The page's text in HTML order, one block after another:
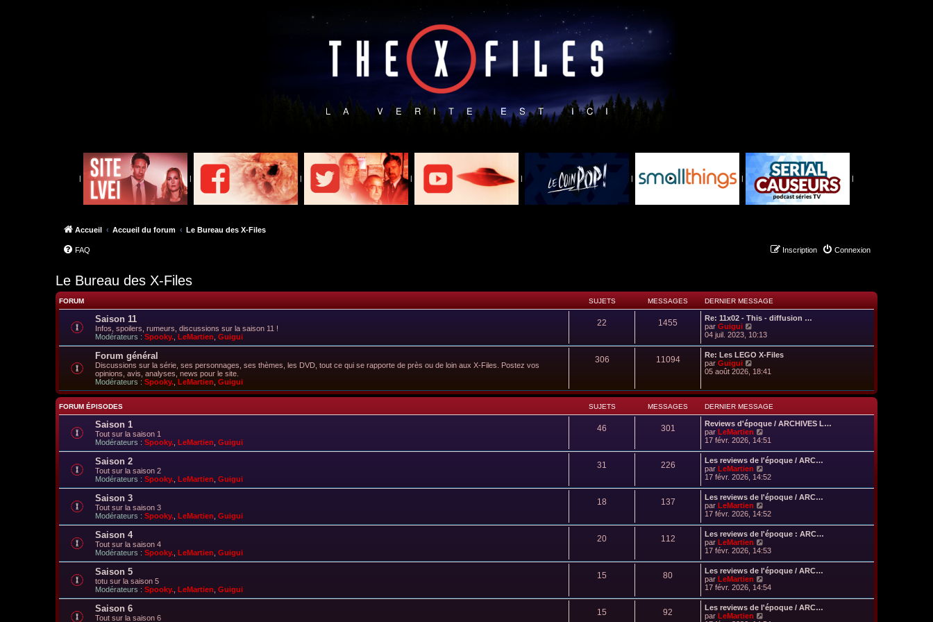
| | | | | | | |
Accueil Accueil du forum Le Bureau des X-Files
FAQ Connexion
Inscription
Le Bureau des X-Files
FORUM SUJETS MESSAGES DERNIER MESSAGE
Saison 11
Infos, spoilers, rumeurs, discussions sur la saison 11 !
Modérateurs : Spooky. LeMartien Guigui
22 1455
Re: 11x02 - This - diffusion …
par Guigui
o
s
u
l
t
r
e
d
e
r
n
i
e
r
m
s
a
g
e
04 juil. 2023, 10:13
Forum général
Discussions sur la série, ses personnages, ses thèmes, les DVD, tout ce qui se rapporte de près ou de loin aux X-Files. Postez vos
opinions, avis, analyses, news pour le site.
Modérateurs : Spooky. LeMartien Guigui
306 11094
Re: Les LEGO X-Files
par Guigui
o
u
l
e
r
l
e
d
e
r
n
i
e
r
m
s
a
g
e
05 août 2026, 18:41
FORUM ÉPISODES SUJETS MESSAGES DERNIER MESSAGE
Saison 1
Tout sur la saison 1
Modérateurs : Spooky. LeMartien Guigui
46 301
Reviews d'époque / ARCHIVES L…
par LeMartien
o
s
u
l
t
e
r
e
d
e
r
n
i
e
r
e
s
s
17 févr. 2026, 14:51
Saison 2
Tout sur la saison 2
Modérateurs : Spooky. LeMartien Guigui
31 226
Les reviews de l'époque / ARC…
par LeMartien
o
s
u
l
t
e
r
e
d
e
r
n
i
e
r
17 févr. 2026, 14:52
Saison 3
Tout sur la saison 3
Modérateurs : Spooky. LeMartien Guigui
18 137
Les reviews de l'époque / ARC…
par LeMartien
o
s
u
l
t
e
r
e
d
e
r
17 févr. 2026, 14:52
Saison 4
Tout sur la saison 4
Modérateurs : Spooky. LeMartien Guigui
20 112
Les reviews de l'époque : ARC…
par LeMartien
o
s
u
l
t
e
r
17 févr. 2026, 14:53
Saison 5
totu sur la saison 5
Modérateurs : Spooky. LeMartien Guigui
15 80
Les reviews de l'époque / ARC…
par LeMartien
o
s
u
l
17 févr. 2026, 14:54
Saison 6
Tout sur la saison 6
15 92
Les reviews de l'époque / ARC…
par LeMartien